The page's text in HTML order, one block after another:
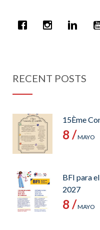
RECENT POSTS
15Ème
8 /MAYO
BFI para
2027
8 /MAYO